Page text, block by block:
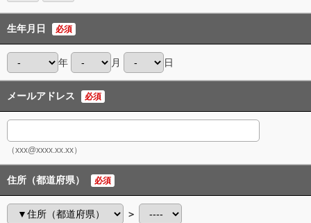
生年月日 必須
年 月 日
メールアドレス 必須
（xxx@xxxx.xx.xx）
住所（都道府県） 必須
＞